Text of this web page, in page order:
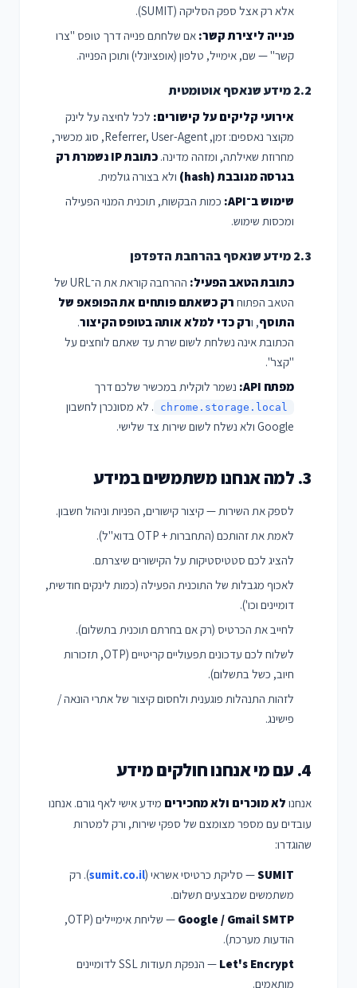
אלא רק אצל ספק הסליקה (SUMIT).
פנייה ליצירת קשר: אם שלחתם פנייה דרך טופס "צרו
קשר" — שם, אימייל, טלפון (אופציונלי) ותוכן הפנייה.
2.2 מידע שנאסף אוטומטית
אירועי קליקים על קישורים: לכל לחיצה על לינק
מקוצר נאספים: זמן, Referrer, User-Agent, סוג מכשיר,
מחרוזת שאילתה, ומזהה מדינה.
כתובת IP נשמרת רק
בגרסה מגובבת (hash)
ולא בצורה גולמית.
שימוש ב־API:
כמות הבקשות, תוכנית המנוי הפעילה
ומכסות שימוש.
2.3 מידע שנאסף בהרחבת הדפדפן
כתובת הטאב הפעיל:
ההרחבה קוראת את ה־URL של
הטאב הפתוח רק כשאתם פותחים את הפופאפ של
התוסף, ורק כדי למלא אותה בטופס הקיצור.
הכתובת אינה נשלחת לשום שרת עד שאתם לוחצים על
"קצר".
מפתח API:
נשמר לוקלית במכשיר שלכם דרך
chrome.storage.local
. לא מסונכרן לחשבון
Google ולא נשלח לשום שירות צד שלישי.
3. למה אנחנו משתמשים במידע
לספק את השירות — קיצור קישורים, הפניות וניהול חשבון.
לאמת את זהותכם (התחברות + OTP בדוא"ל).
להציג לכם סטטיסטיקות על הקישורים שיצרתם.
לאכוף מגבלות של התוכנית הפעילה (כמות לינקים חודשית,
דומיינים וכו').
לחייב את הכרטיס (רק אם בחרתם תוכנית בתשלום).
לשלוח לכם עדכונים תפעוליים קריטיים (OTP, תזכורות
חיוב, כשל בתשלום).
לזהות התנהלות פוגענית ולחסום קיצור של אתרי הונאה /
פישינג.
4. עם מי אנחנו חולקים מידע
אנחנו לא מוכרים ולא מחכירים מידע אישי לאף גורם. אנחנו
עובדים עם מספר מצומצם של ספקי שירות, ורק למטרות
שהוגדרו:
SUMIT— סליקת כרטיסי אשראי (sumit.co.il). רק
משתמשים שמבצעים תשלום.
Google / Gmail SMTP
— שליחת אימיילים (OTP,
הודעות מערכת).
Let's Encrypt
— הנפקת תעודות SSL לדומיינים
מותאמים.